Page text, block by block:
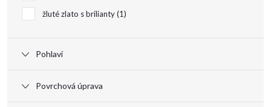
žluté zlato s brilianty 1
Pohlaví
Povrchová úprava